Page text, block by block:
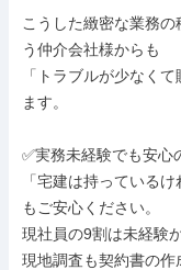
こうした緻密な業務
う仲介会社様からも
「トラブルが少なく
ます。
✅実務未経験でも安心
「宅建は持っている
もご安心ください。
現社員の9割は未経験
現地調査も契約書の